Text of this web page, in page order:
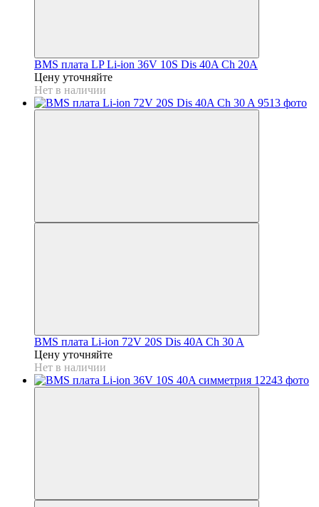
BMS плата LP Li-ion 36V 10S Dis 40A Ch 20A
Цену уточняйте
Нет в наличии
BMS плата Li-ion 72V 20S Dis 40A Ch 30 A
Цену уточняйте
Нет в наличии